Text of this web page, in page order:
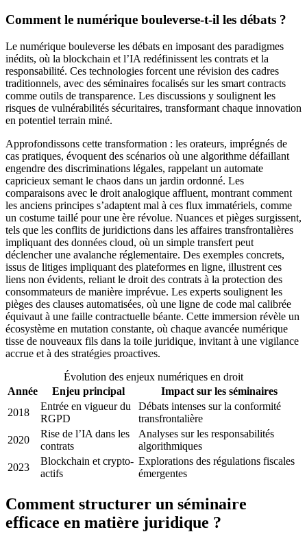
Comment le numérique bouleverse-t-il les débats ?
Le numérique bouleverse les débats en imposant des paradigmes
inédits, où la blockchain et l’IA redéfinissent les contrats et la
responsabilité. Ces technologies forcent une révision des cadres
traditionnels, avec des séminaires focalisés sur les smart contracts
comme outils de transparence. Les discussions y soulignent les
risques de vulnérabilités sécuritaires, transformant chaque innovation
en potentiel terrain miné.
Approfondissons cette transformation : les orateurs, imprégnés de
cas pratiques, évoquent des scénarios où une algorithme défaillant
engendre des discriminations légales, rappelant un automate
capricieux semant le chaos dans un jardin ordonné. Les
comparaisons avec le droit analogique affluent, montrant comment
les anciens principes s’adaptent mal à ces flux immatériels, comme
un costume taillé pour une ère révolue. Nuances et pièges surgissent,
tels que les conflits de juridictions dans les affaires transfrontalières
impliquant des données cloud, où un simple transfert peut
déclencher une avalanche réglementaire. Des exemples concrets,
issus de litiges impliquant des plateformes en ligne, illustrent ces
liens non évidents, reliant le droit des contrats à la protection des
consommateurs de manière imprévue. Les experts soulignent les
pièges des clauses automatisées, où une ligne de code mal calibrée
équivaut à une faille contractuelle béante. Cette immersion révèle un
écosystème en mutation constante, où chaque avancée numérique
tisse de nouveaux fils dans la toile juridique, invitant à une vigilance
accrue et à des stratégies proactives.
Évolution des enjeux numériques en droit
Année
Enjeu principal
Impact sur les séminaires
2018
Entrée en vigueur du
RGPD
Débats intenses sur la conformité
transfrontalière
2020
Rise de l’IA dans les
contrats
Analyses sur les responsabilités
algorithmiques
2023
Blockchain et crypto-
actifs
Explorations des régulations fiscales
émergentes
Comment structurer un séminaire
efficace en matière juridique ?